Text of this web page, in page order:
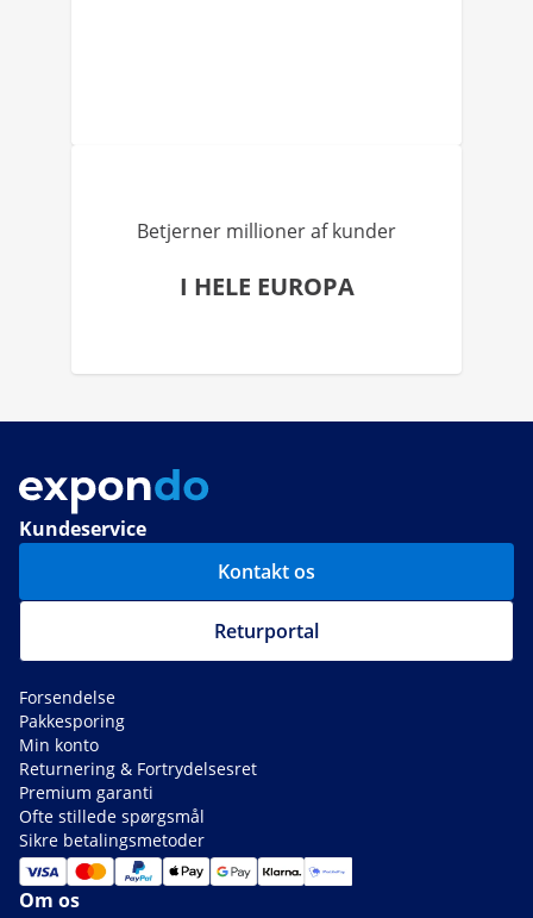
Betjerner millioner af kunder
I HELE EUROPA
Kundeservice
Kontakt os
Returportal
Forsendelse
Pakkesporing
Min konto
Returnering & Fortrydelsesret
Premium garanti
Ofte stillede spørgsmål
Sikre betalingsmetoder
Om os